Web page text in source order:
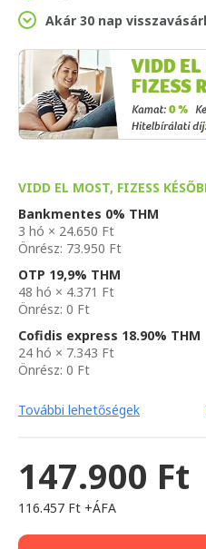
Akár 30 nap
VIDD EL MOST, FIZESS
Bankmentes 0% THM
3 hó × 24.650 Ft
Önrész: 73.950 Ft
OTP 19,9% THM
48 hó × 4.371 Ft
Önrész: 0 Ft
Cofidis express 18.90% THM
24 hó × 7.343 Ft
Önrész: 0 Ft
További lehetőségek
147.900 Ft
116.457 Ft +ÁFA